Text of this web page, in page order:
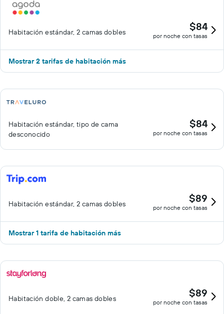
Habitación estándar, 2 camas dobles $84
por noche con tasas
Mostrar 2 tarifas de habitación más
Habitación estándar, tipo de cama
desconocido
$84
por noche con tasas
Habitación estándar, 2 camas dobles $89
por noche con tasas
Mostrar 1 tarifa de habitación más
Habitación doble, 2 camas dobles $89
por noche con tasas